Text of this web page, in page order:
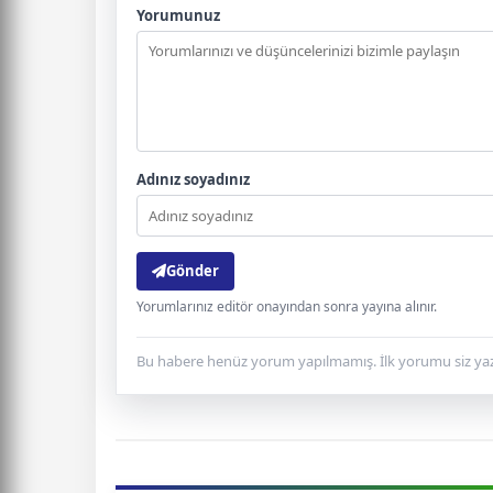
Yorumunuz
Adınız soyadınız
Gönder
Yorumlarınız editör onayından sonra yayına alınır.
Bu habere henüz yorum yapılmamış. İlk yorumu siz